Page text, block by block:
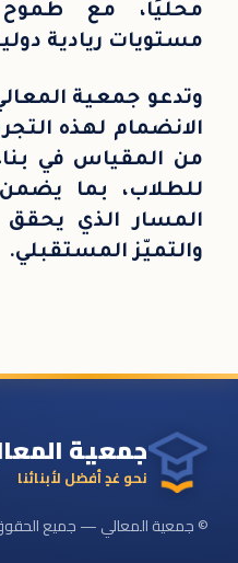
محليًا، مع
مستويات ريادية
وتدعو جمعية
الانضمام لهذه
من المقياس في
للطلاب، بما
المسار الذي يحقق
والتميّز المستقبلي.
جمعية
نحو غدٍ أفضل لأبنائنا
© جمعية المعالي — جميع